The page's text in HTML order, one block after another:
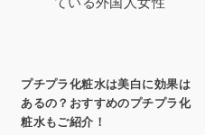
プチプラ化粧水は美白に効果は
あるの？おすすめのプチプラ化
粧水もご紹介！